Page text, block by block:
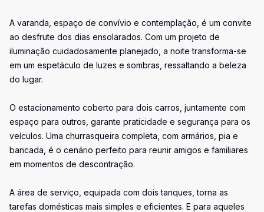
A varanda, espaço de convívio e contemplação, é um convite
ao desfrute dos dias ensolarados. Com um projeto de
iluminação cuidadosamente planejado, a noite transforma-se
em um espetáculo de luzes e sombras, ressaltando a beleza
do lugar.
O estacionamento coberto para dois carros, juntamente com
espaço para outros, garante praticidade e segurança para os
veículos. Uma churrasqueira completa, com armários, pia e
bancada, é o cenário perfeito para reunir amigos e familiares
em momentos de descontração.
A área de serviço, equipada com dois tanques, torna as
tarefas domésticas mais simples e eficientes. E para aqueles